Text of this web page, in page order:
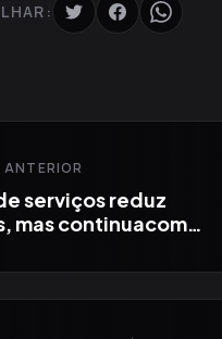
serviços reduz
mas continuacom